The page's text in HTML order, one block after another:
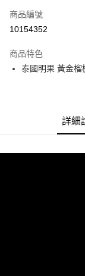
LINE Pay
街口支付
商品編號
10154352
商品特色
泰國明果 黃金榴
詳細